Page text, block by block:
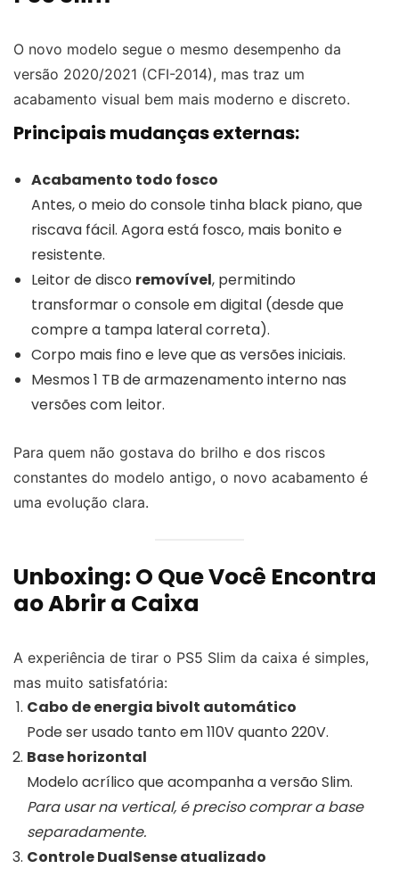
O novo modelo segue o mesmo desempenho da
versão 2020/2021 (CFI-2014), mas traz um
acabamento visual bem mais moderno e discreto.
Principais mudanças externas:
Acabamento todo fosco
Antes, o meio do console tinha black piano, que
riscava fácil. Agora está fosco, mais bonito e
resistente.
Leitor de disco removível, permitindo
transformar o console em digital (desde que
compre a tampa lateral correta).
Corpo mais fino e leve que as versões iniciais.
Mesmos 1 TB de armazenamento interno nas
versões com leitor.
Para quem não gostava do brilho e dos riscos
constantes do modelo antigo, o novo acabamento é
uma evolução clara.
Unboxing: O Que Você Encontra
ao Abrir a Caixa
A experiência de tirar o PS5 Slim da caixa é simples,
mas muito satisfatória:
Cabo de energia bivolt automático
Pode ser usado tanto em 110V quanto 220V.
Base horizontal
Modelo acrílico que acompanha a versão Slim.
Para usar na vertical, é preciso comprar a base
separadamente.
Controle DualSense atualizado